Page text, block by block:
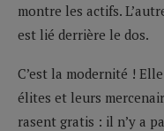
montre les actifs.
est lié derrière le dos.
C’est la modernité !
élites et leurs
rasent gratis : il n’y a